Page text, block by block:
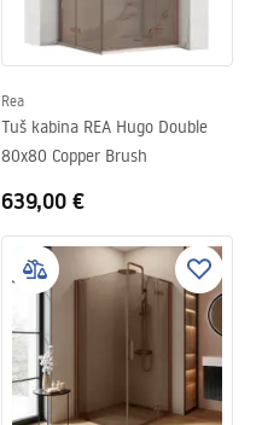
Rea
Tuš kabina REA Hugo Double
80x80 Copper Brush
639,00 €